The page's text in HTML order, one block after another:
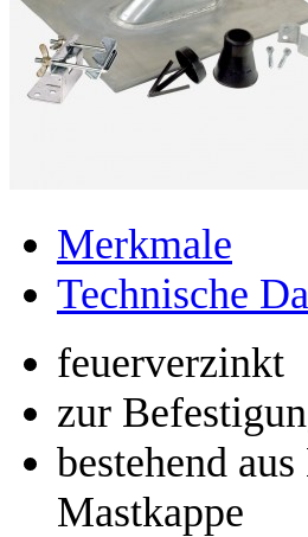
Merkmale
Technische
feuerverzinkt
zur
bestehend
Mastkappe